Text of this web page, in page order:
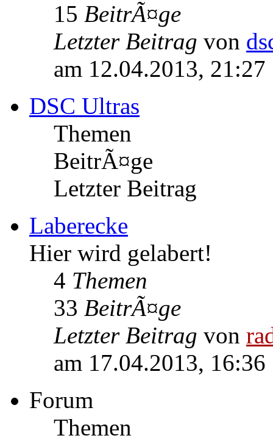
15 BeitrÃ¤ge
Letzter Beitrag von
am 12.04.2013, 21:27
DSC Ultras
Themen
BeitrÃ¤ge
Letzter Beitrag
Laberecke
Hier wird gelabert!
4 Themen
33 BeitrÃ¤ge
Letzter Beitrag von
am 17.04.2013, 16:36
Forum
Themen